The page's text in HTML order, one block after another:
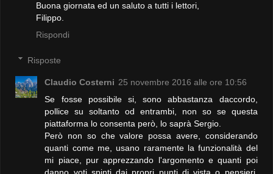
Buona giornata ed un saluto a tutti i lettori,
Filippo.
Rispondi
Risposte
Claudio Costerni 25 novembre 2016 alle ore 10:56
Se fosse possibile si, sono abbastanza daccordo,
pollice su soltanto od entrambi, non so se questa
piattaforma lo consenta però, lo saprà Sergio.
Però non so che valore possa avere, considerando
quanti come me, usano raramente la funzionalità del
mi piace, pur apprezzando l'argomento e quanti poi
danno voti spinti dai propri punti di vista o pensieri,